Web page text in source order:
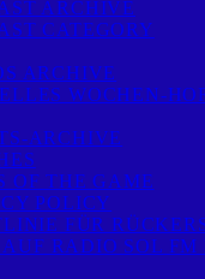
ARCHIVE
CATEGORY
ARCHIVE
WOCHEN-
ARCHIVE
OF THE GAME
POLICY
FÜR
RADIO SOL FM